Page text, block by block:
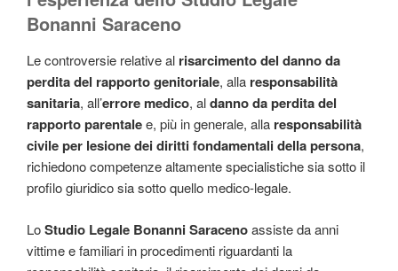
Bonanni Saraceno
Le controversie relative al risarcimento del danno da
perdita del rapporto genitoriale, alla responsabilità
sanitaria, all’errore medico, aldanno da perdita del
rapporto parentalee, più in generale, alla responsabilità
civile per lesione dei diritti fondamentali della persona,
richiedono competenze altamente specialistiche sia sotto il
profilo giuridico sia sotto quello medico-legale.
LoStudio Legale Bonanni Saracenoassiste da anni
vittime e familiari in procedimenti riguardanti la